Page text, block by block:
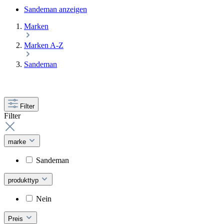
Sandeman anzeigen
Marken
Marken A-Z
Sandeman
Filter
Filter
marke
Sandeman
produkttyp
Nein
Preis